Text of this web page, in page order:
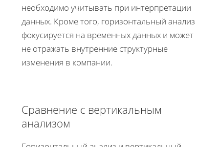
необходимо учитывать при интерпретации
данных. Кроме того, горизонтальный анализ
фокусируется на временных данных и может
не отражать внутренние структурные
изменения в компании.
Сравнение с вертикальным
анализом